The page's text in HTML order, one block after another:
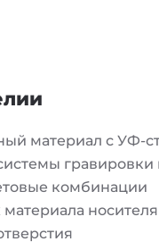
материал с УФ-
комбинации
носителя